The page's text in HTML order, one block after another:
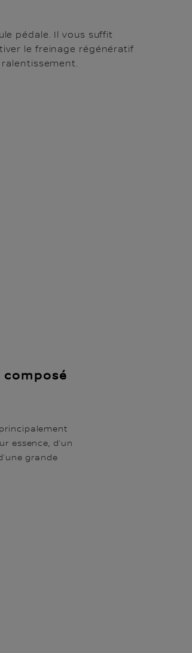
pédale. Il vous suffit
le freinage régénératif
essence, d’un
grande